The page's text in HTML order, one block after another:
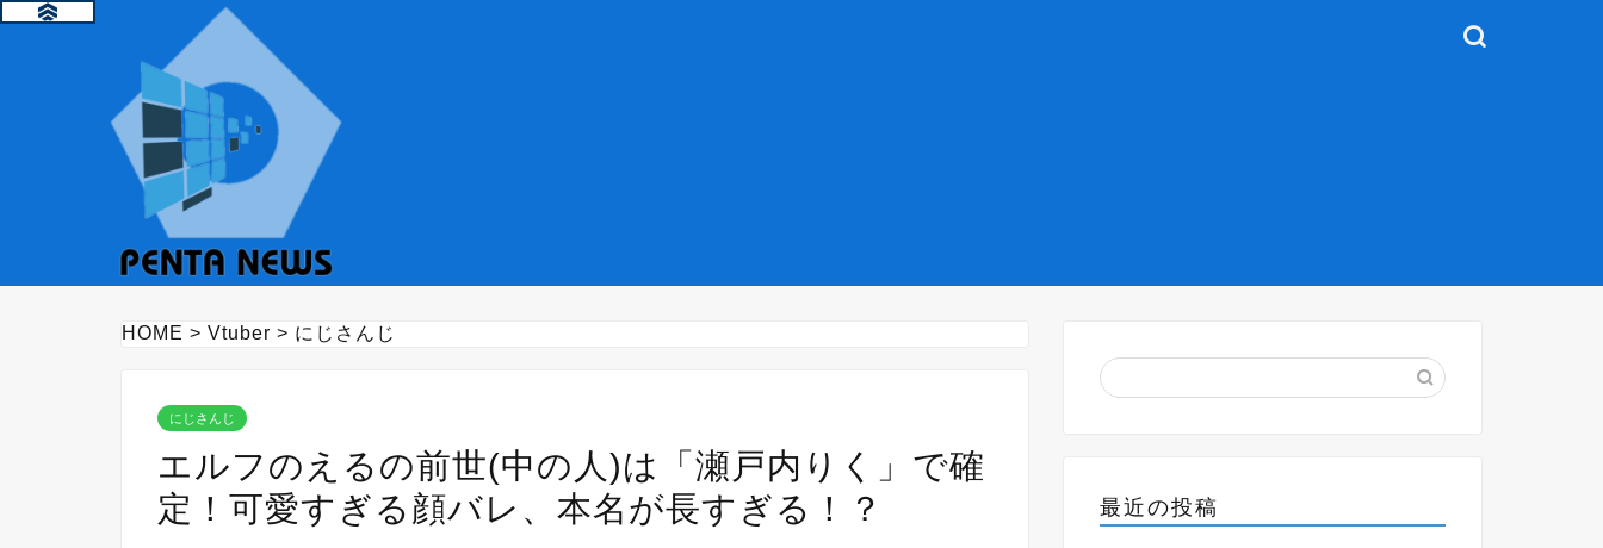
HOME > Vtuber > にじさんじ
にじさんじ
エルフのえるの前世(中の人)は「瀬戸内りく」で確
定！可愛すぎる顔バレ、本名が長すぎる！？
最近の投稿